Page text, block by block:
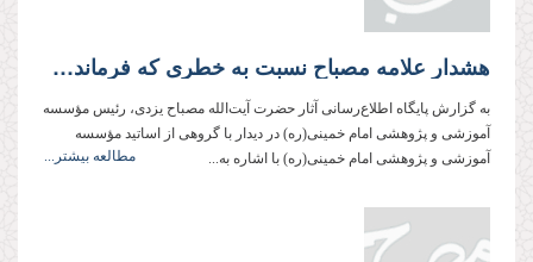
هشدار علامه مصباح نسبت به خطری که فرمانده لشکر امیرمؤمنان‌ را قاتل امام حسین‌ کرد
به گزارش پایگاه اطلاع‌رسانی آثار حضرت آیت‌الله مصباح یزدی، رئیس مؤسسه
آموزشی و پژوهشی امام خمینی‌(ره) در دیدار با گروهی از اساتید مؤسسه
آموزشی و پژوهشی امام خمینی(ره) با اشاره به...
مطالعه بیشتر...